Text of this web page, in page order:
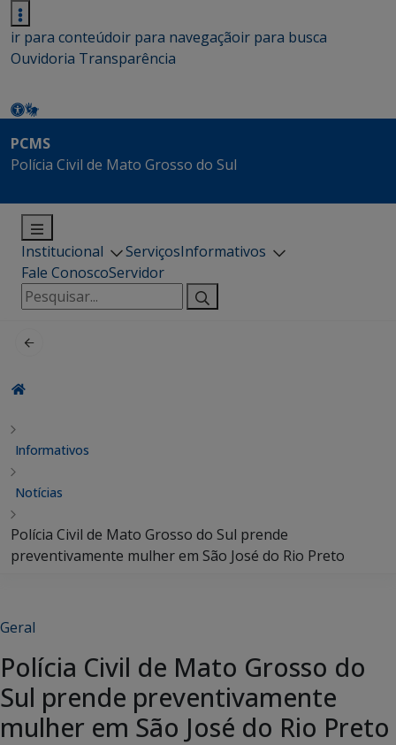
ir para conteúdoir para navegaçãoir para busca
Ouvidoria Transparência
PCMS
Polícia Civil de Mato Grosso do Sul
Institucional ServiçosInformativos
Fale ConoscoServidor
Pesquisar
por:
Informativos
Notícias
Polícia Civil de Mato Grosso do Sul prende
preventivamente mulher em São José do Rio Preto
Geral
Polícia Civil de Mato Grosso do
Sul prende preventivamente
mulher em São José do Rio Preto